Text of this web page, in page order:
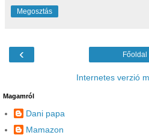
Megosztás
‹ Főoldal
Internetes verzió
Magamról
Dani papa
Mamazon